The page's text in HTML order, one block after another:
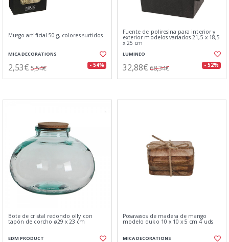
Musgo artificial 50 g, colores surtidos
MICA DECORATIONS
2,53€ 5,54€ - 54%
Fuente de poliresina para interior y
exterior modelos variados 21,5 x 18,5
x 25 cm
LUMINEO
32,88€ 68,34€ - 52%
Bote de cristal redondo olly con
tapón de corcho ø29 x 23 cm
EDM PRODUCT
Posavasos de madera de mango
modelo duko 10 x 10 x 5 cm 4 uds
MICA DECORATIONS